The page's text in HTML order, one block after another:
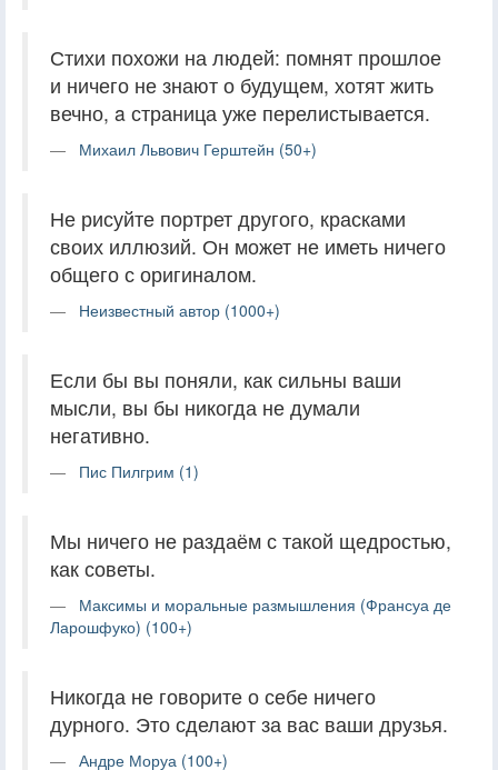
Стихи похожи на людей: помнят прошлое
и ничего не знают о будущем, хотят жить
вечно, a страница уже перелистывается.
Михаил Львович Герштейн (50+)
Не рисуйте портрет другого, красками
своих иллюзий. Он может не иметь ничего
общего с оригиналом.
Неизвестный автор (1000+)
Если бы вы поняли, как сильны ваши
мысли, вы бы никогда не думали
негативно.
Пис Пилгрим (1)
Мы ничего не раздаём с такой щедростью,
как советы.
Максимы и моральные размышления (Франсуа де
Ларошфуко) (100+)
Никогда не говорите о себе ничего
дурного. Это сделают за вас ваши друзья.
Андре Моруа (100+)